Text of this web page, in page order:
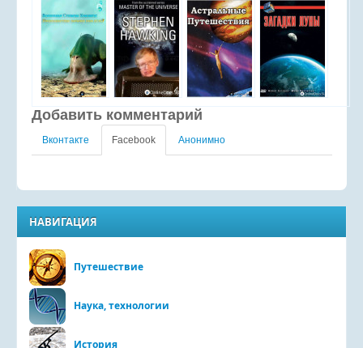
Добавить комментарий
Вконтакте Facebook Анонимно
НАВИГАЦИЯ
Путешествие
Наука, технологии
История